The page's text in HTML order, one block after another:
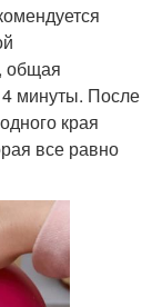
общая
4 минуты. После
края
все равно